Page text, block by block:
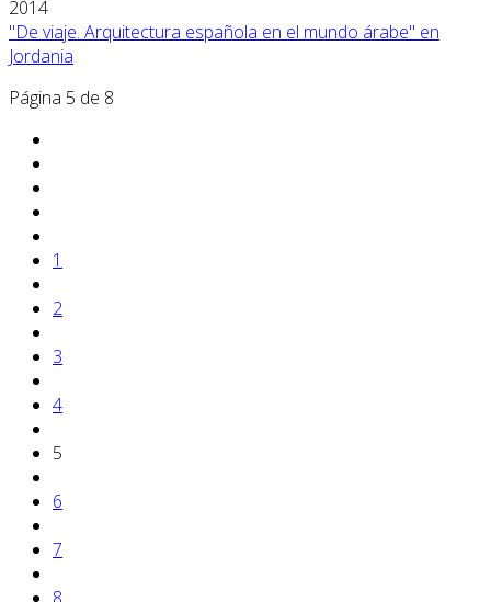
2014
"De viaje. Arquitectura española en el mundo árabe" en
Jordania
Página 5 de 8
1
2
3
4
5
6
7